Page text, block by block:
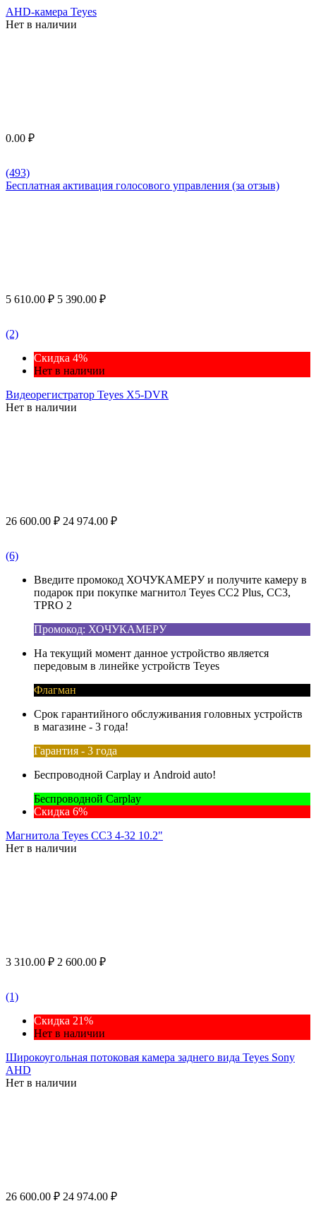
AHD-камера Teyes
Нет в наличии
0.00 ₽
(493)
Бесплатная активация голосового управления (за отзыв)
5 610.00 ₽ 5 390.00 ₽
(2)
Скидка 4%
Нет в наличии
Видеорегистратор Teyes X5-DVR
Нет в наличии
26 600.00 ₽ 24 974.00 ₽
(6)
Введите промокод ХОЧУКАМЕРУ и получите камеру в
подарок при покупке магнитол Teyes CC2 Plus, CC3,
TPRO 2
Промокод: ХОЧУКАМЕРУ
На текущий момент данное устройство является
передовым в линейке устройств Teyes
Флагман
Срок гарантийного обслуживания головных устройств
в магазине - 3 года!
Гарантия - 3 года
Беспроводной Carplay и Android auto!
Беспроводной Carplay
Скидка 6%
Магнитола Teyes CC3 4-32 10.2"
Нет в наличии
3 310.00 ₽ 2 600.00 ₽
(1)
Скидка 21%
Нет в наличии
Широкоугольная потоковая камера заднего вида Teyes Sony
AHD
Нет в наличии
26 600.00 ₽ 24 974.00 ₽